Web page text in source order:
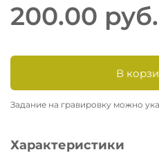
Задание на гравировку можно
200.00 руб.
В
Характеристики